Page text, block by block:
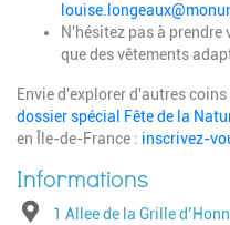
N'hésitez pas à prendre
que des vêtements
Envie d'explorer d'autres
dossier spécial Fête de la
en Île-de-France : inscrivez-
Adresse1 Allee de la Grille